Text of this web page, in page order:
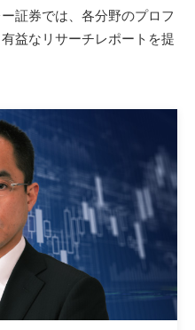
証券では、各分野のプロフ
益なリサーチレポートを提